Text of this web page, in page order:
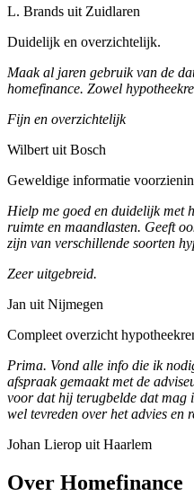
L. Brands uit Zuidlaren
Duidelijk en overzichtelijk.
Maak al jaren gebruik van de
homefinance. Zowel
Fijn en overzichtelijk
Wilbert uit Bosch
Geweldige informatie
Hielp me goed en duidelijk met
ruimte en maandlasten. Geeft
zijn van verschillende soorten
Zeer uitgebreid.
Jan uit Nijmegen
Compleet overzicht
Prima. Vond alle info die ik
afspraak gemaakt met de
voor dat hij terugbelde dat mag
wel tevreden over het advies en
Johan Lierop uit Haarlem
Over Homefinance